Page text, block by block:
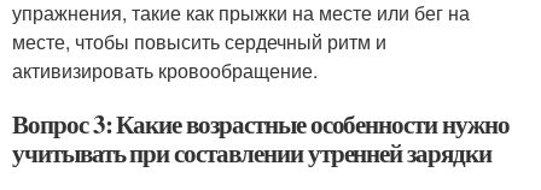
упражнения, такие как прыжки на месте или бег на
месте, чтобы повысить сердечный ритм и
активизировать кровообращение.
Вопрос 3: Какие возрастные особенности нужно
учитывать при составлении утренней зарядки